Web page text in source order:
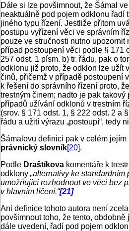
Dále si lze povšimnout, že Šámal
neaktuálně pod pojem odklonu řadí
jiného typu řízení. Jestliže přitom
postupu vyřízení věci ve správním
pouze ve stručnosti nutno upozornit
případ postoupení věci podle § 171
257 odst. 1 písm. b) tr. řádu, pak o
odklonu již proto, že odklon lze užít
činů, přičemž v případě postoupení
k řešení do správního řízení proto,
trestným činem; nadto je pak takový
případů užívání odklonů v trestním
(srov. § 171 odst. 1, § 222 odst. 2 a
řádu a užití výrazu „postoupí“, tedy
Šámalovu definici pak v celém jejím
právnický slovník[20].
Podle Draštíkova komentáře k
odklony „alternativy ke
umožňující rozhodnout ve věci bez
v hlavním líčení.“[21]
Ani definice tohoto autora není
povšimnout toho, že tento,
dále uvedení, řadí pod pojem